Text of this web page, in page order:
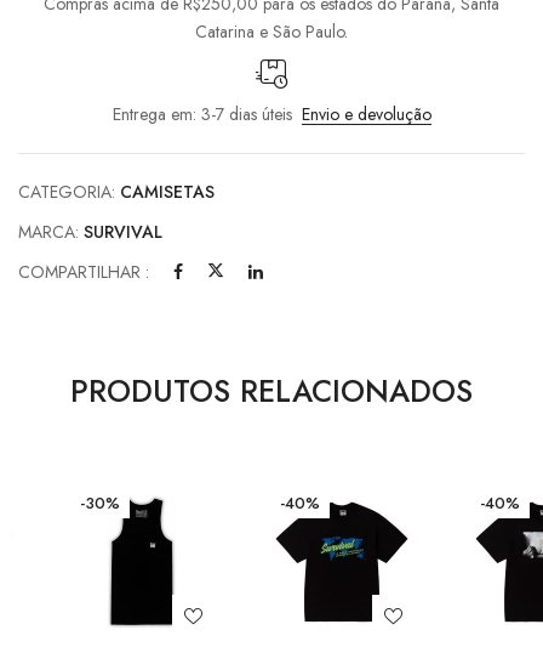
Catarina e São Paulo.
Entrega em: 3-7 dias úteis Envio e devolução
CATEGORIA: CAMISETAS
MARCA: SURVIVAL
COMPARTILHAR :
PRODUTOS RELACIONADOS
-30% -40% -40%